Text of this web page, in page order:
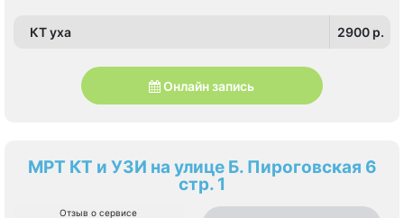
КТ уха 2900 p.
Онлайн запись
МРТ КТ и УЗИ на улице Б. Пироговская 6
стр. 1
Отзыв о сервисе